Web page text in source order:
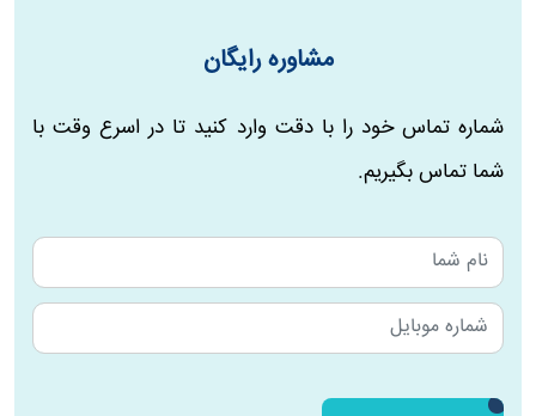
مشاوره رایگان
شماره تماس خود را با دقت وارد کنید تا در اسرع وقت با
شما تماس بگیریم.